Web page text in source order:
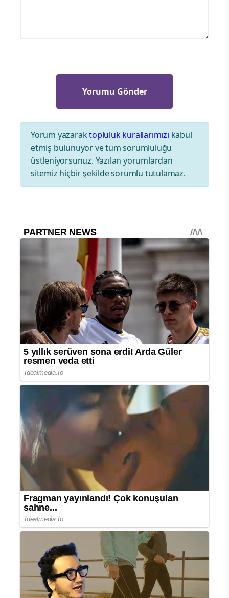
Yorum yazaraktopluluk kurallarımızı kabul
etmiş bulunuyor ve tüm sorumluluğu
üstleniyorsunuz. Yazılan yorumlardan
sitemiz hiçbir şekilde sorumlu tutulamaz.